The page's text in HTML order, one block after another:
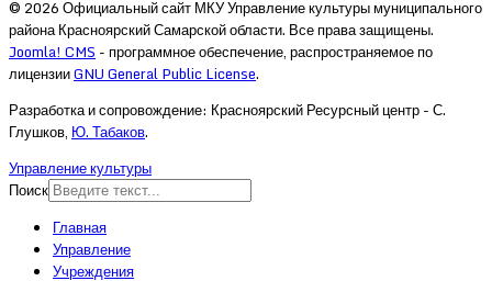
© 2026 Официальный сайт МКУ Управление культуры муниципального
района Красноярский Самарской области. Все права защищены.
Joomla! CMS - программное обеспечение, распространяемое по
лицензииGNU General Public License.
Разработка и сопровождение: Красноярский Ресурсный центр - С.
Глушков, Ю. Табаков.
Управление культуры
Поиск
Главная
Управление
Учреждения